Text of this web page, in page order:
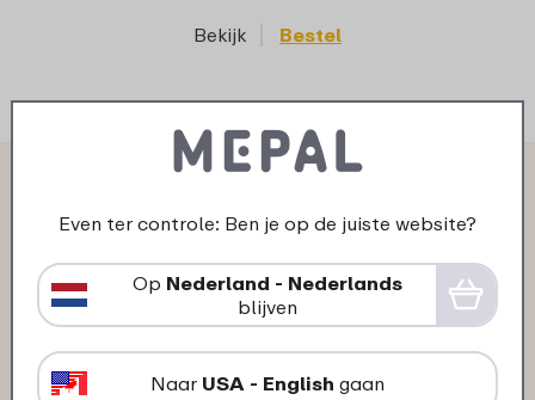
Bekijk Bestel
Isoleerfles Ellipse 900 ml:
Even ter controle: Ben je op de juiste website?
Op Nederland - Nederlands
blijven
Naar USA - English gaan